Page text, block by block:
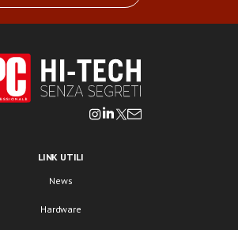
LINK UTILI
News
Hardware